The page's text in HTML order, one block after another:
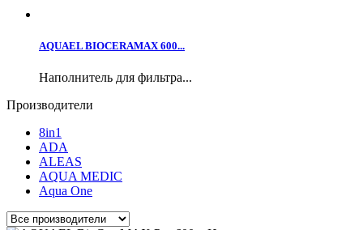
AQUAEL BIOCERAMAX 600...
Наполнитель для фильтра...
Производители
8in1
ADA
ALEAS
AQUA MEDIC
Aqua One